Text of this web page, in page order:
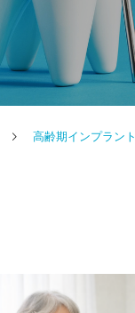
高齢期インプラント